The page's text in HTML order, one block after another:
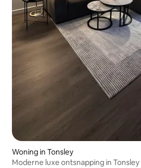
Woning in Tonsley
Moderne luxe ontsnapping in Tonsley